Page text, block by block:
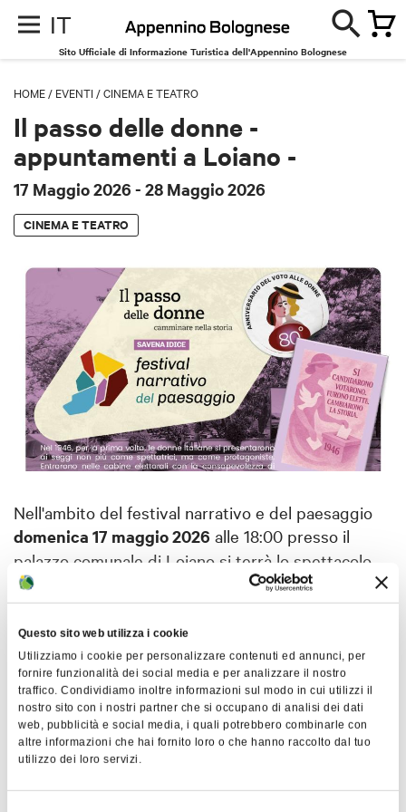
Questo sito web utilizza i cookie
Utilizziamo i cookie per personalizzare contenuti ed annunci, per
fornire funzionalità dei social media e per analizzare il nostro
traffico. Condividiamo inoltre informazioni sul modo in cui utilizzi il
nostro sito con i nostri partner che si occupano di analisi dei dati
web, pubblicità e social media, i quali potrebbero combinarle con
altre informazioni che hai fornito loro o che hanno raccolto dal tuo
utilizzo dei loro servizi.
IT
Sito Ufficiale di Informazione Turistica dell'Appennino Bolognese
HOME / EVENTI /CINEMA E TEATRO
Il passo delle donne -
appuntamenti a Loiano -
17 Maggio 2026 - 28 Maggio 2026
CINEMA E TEATRO
Nell'ambito del festival narrativo e del paesaggio
domenica 17 maggio 2026 alle 18:00 presso il
palazzo comunale di Loiano si terrà lo spettacolo
teatrale "Dee di tutti i giorni": cinque figure
femminili della mitologia greco-romana rivisitate in
chiave contemporanea, per riflettere sui diritti
delle donne.
Sabato 23 maggio 2026 alle 16:30presso la
biblioteca comunale di Loiano "Passi di libertà".
Proiezione del documentario "La prima volta", alla
presenta dell'autrice Antonella Restelli.
Giovedì 28 maggio 2026 alle 21:00presso il
Mostra altro
Mappa